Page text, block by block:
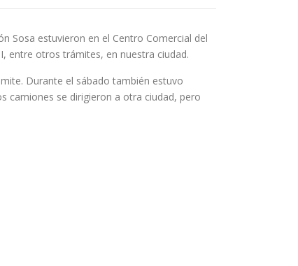
Sosa estuvieron en el Centro Comercial del
entre otros trámites, en nuestra ciudad.
Durante el sábado también estuvo
camiones se dirigieron a otra ciudad, pero